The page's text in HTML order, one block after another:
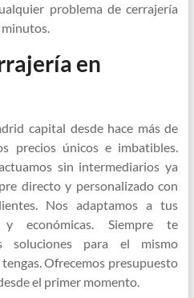
problema de cerrajería
minutos.
en
capital desde hace más de
precios únicos e imbatibles.
sin intermediarios ya
directo y personalizado con
Nos adaptamos a tus
y económicas. Siempre te
soluciones para el mismo
Ofrecemos presupuesto
el primer momento.